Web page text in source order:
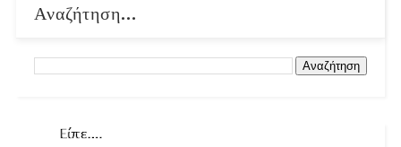
Αναζήτηση...